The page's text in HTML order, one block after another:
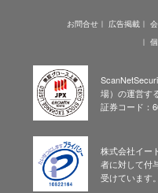
お問合せ 広告掲載
場）の運営す
証券コード：
株式会社イー
者に対して付
受けています。